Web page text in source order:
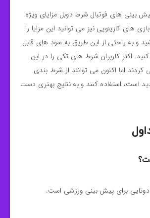
بینی‌ های فوتبال شرط دوبل مزایای ویژه‌
های کازینویی نیز می‌ توانید این مزایا را
و به‌ راحتی از این طریق به سود های قابل‌
اکثر کاربران شرط‌ های تکی را در این
کردند اما اکنون می‌ توانند از شرط بندی
است، استفاده کنند و به نتایج بهتری دست
برای پیش بینی ورزشی است.